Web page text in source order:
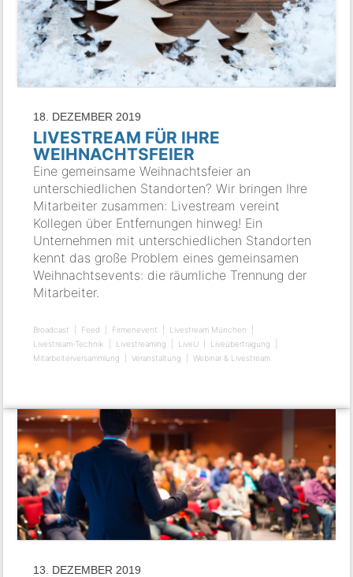
18. DEZEMBER 2019
LIVESTREAM FÜR IHRE
WEIHNACHTSFEIER
Eine gemeinsame Weihnachtsfeier an
unterschiedlichen Standorten? Wir bringen Ihre
Mitarbeiter zusammen: Livestream vereint
Kollegen über Entfernungen hinweg! Ein
Unternehmen mit unterschiedlichen Standorten
kennt das große Problem eines gemeinsamen
Weihnachtsevents: die räumliche Trennung der
Mitarbeiter.
Broadcast Feed Firmenevent
Livestream München
Livestream-Technik
Livestreaming LiveU
Liveübertragung
Mitarbeiterversammlung
Veranstaltung Webinar & Livestream
13. DEZEMBER 2019